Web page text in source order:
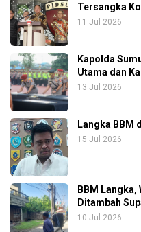
Tersangka
11 Jul 2026
Kapolda
Utama dan
13 Jul 2026
Langka BBM
15 Jul 2026
BBM
Ditambah
10 Jul 2026